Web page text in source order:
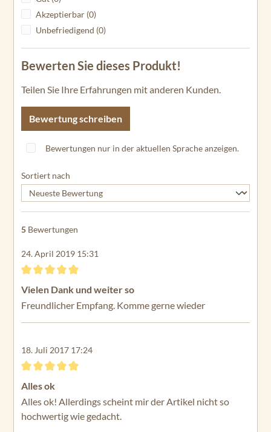
Akzeptierbar (0)
Unbefriedigend (0)
Bewerten Sie dieses Produkt!
Teilen Sie Ihre Erfahrungen mit anderen Kunden.
Bewertung schreiben
Bewertungen nur in der aktuellen Sprache anzeigen.
Sortiert nach
5 Bewertungen
24. April 2019 15:31
Bewertung mit 5 von 5 Sternen
Vielen Dank und weiter so
Freundlicher Empfang. Komme gerne wieder
18. Juli 2017 17:24
Bewertung mit 5 von 5 Sternen
Alles ok
Alles ok! Allerdings scheint mir der Artikel nicht so
hochwertig wie gedacht.